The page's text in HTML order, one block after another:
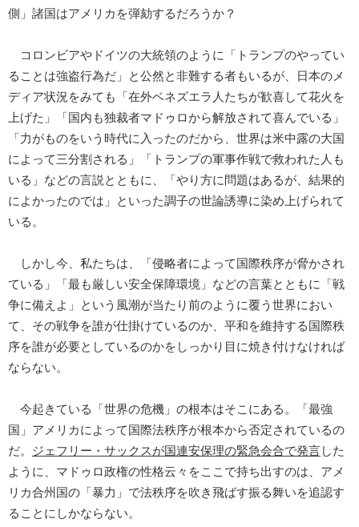
側」諸国はアメリカを弾劾するだろうか？
コロンビアやドイツの大統領のように「トランプのやってい
ることは強盗行為だ」と公然と非難する者もいるが、日本のメ
ディア状況をみても「在外ベネズエラ人たちが歓喜して花火を
上げた」「国内も独裁者マドゥロから解放されて喜んでいる」
「力がものをいう時代に入ったのだから、世界は米中露の大国
によって三分割される」「トランプの軍事作戦で救われた人も
いる」などの言説とともに、「やり方に問題はあるが、結果的
によかったのでは」といった調子の世論誘導に染め上げられて
いる。
しかし今、私たちは、「侵略者によって国際秩序が脅かされ
ている」「最も厳しい安全保障環境」などの言葉とともに「戦
争に備えよ」という風潮が当たり前のように覆う世界におい
て、その戦争を誰が仕掛けているのか、平和を維持する国際秩
序を誰が必要としているのかをしっかり目に焼き付けなければ
ならない。
今起きている「世界の危機」の根本はそこにある。「最強
国」アメリカによって国際法秩序が根本から否定されているの
だ。 ジェフリー・サックスが国連安保理の緊急会合で発言した
ように、マドゥロ政権の性格云々をここで持ち出すのは、アメ
リカ合州国の「暴力」で法秩序を吹き飛ばす振る舞いを追認す
ることにしかならない。